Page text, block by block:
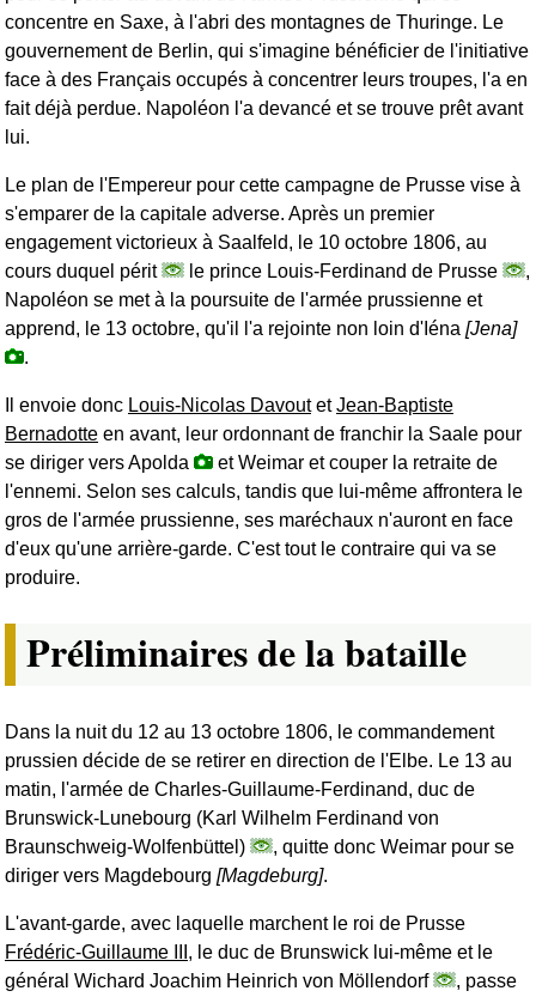
concentre en Saxe, à l'abri des montagnes de Thuringe. Le
gouvernement de Berlin, qui s'imagine bénéficier de l'initiative
face à des Français occupés à concentrer leurs troupes, l'a en
fait déjà perdue. Napoléon l'a devancé et se trouve prêt avant
lui.
Le plan de l'Empereur pour cette campagne de Prusse vise à
s'emparer de la capitale adverse. Après un premier
engagement victorieux à Saalfeld, le 10 octobre 1806, au
cours duquel périt
le prince Louis-Ferdinand de Prusse
,
Napoléon se met à la poursuite de l'armée prussienne et
apprend, le 13 octobre, qu'il l'a rejointe non loin d'Iéna [Jena]
.
Il envoie donc Louis-Nicolas DavoutetJean-Baptiste
Bernadotte en avant, leur ordonnant de franchir la Saale pour
se diriger vers Apolda
et Weimar et couper la retraite de
l'ennemi. Selon ses calculs, tandis que lui-même affrontera le
gros de l'armée prussienne, ses maréchaux n'auront en face
d'eux qu'une arrière-garde. C'est tout le contraire qui va se
produire.
Préliminaires de la bataille
Dans la nuit du 12 au 13 octobre 1806, le commandement
prussien décide de se retirer en direction de l'Elbe. Le 13 au
matin, l'armée de Charles-Guillaume-Ferdinand, duc de
Brunswick-Lunebourg (Karl Wilhelm Ferdinand von
Braunschweig-Wolfenbüttel)
, quitte donc Weimar pour se
diriger vers Magdebourg [Magdeburg].
L'avant-garde, avec laquelle marchent le roi de Prusse
Frédéric-Guillaume III , le duc de Brunswick lui-même et le
général Wichard Joachim Heinrich von Möllendorf
, passe